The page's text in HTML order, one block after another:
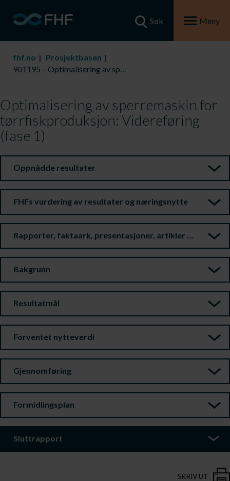
Søk Meny
fhf.no
Prosjektbasen
901195 – Optimalisering av sperremaskin for tørrfiskproduksjon: Videreføring (fase 1)
Optimalisering av sperremaskin for
tørrfiskproduksjon: Videreføring
(fase 1)
Oppnådde resultater
FHFs vurdering av resultater og næringsnytte
Rapporter, faktaark, presentasjoner, artikler m.m.
Bakgrunn
Resultatmål
Forventet nytteverdi
Gjennomføring
Formidlingsplan
Sluttrapport
SKRIV UT